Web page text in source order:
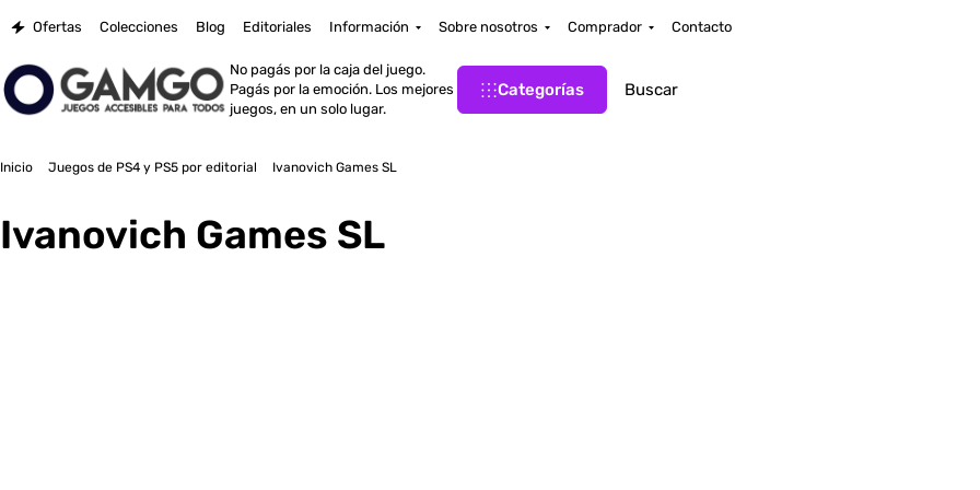
Ofertas Colecciones Blog Editoriales Información Sobre nosotros Comprador Contacto
No pagás por la caja del juego.
Pagás por la emoción. Los mejores
juegos, en un solo lugar.
Categorías
Inicio Juegos de PS4 y PS5 por editorial Ivanovich Games SL
Ivanovich Games SL